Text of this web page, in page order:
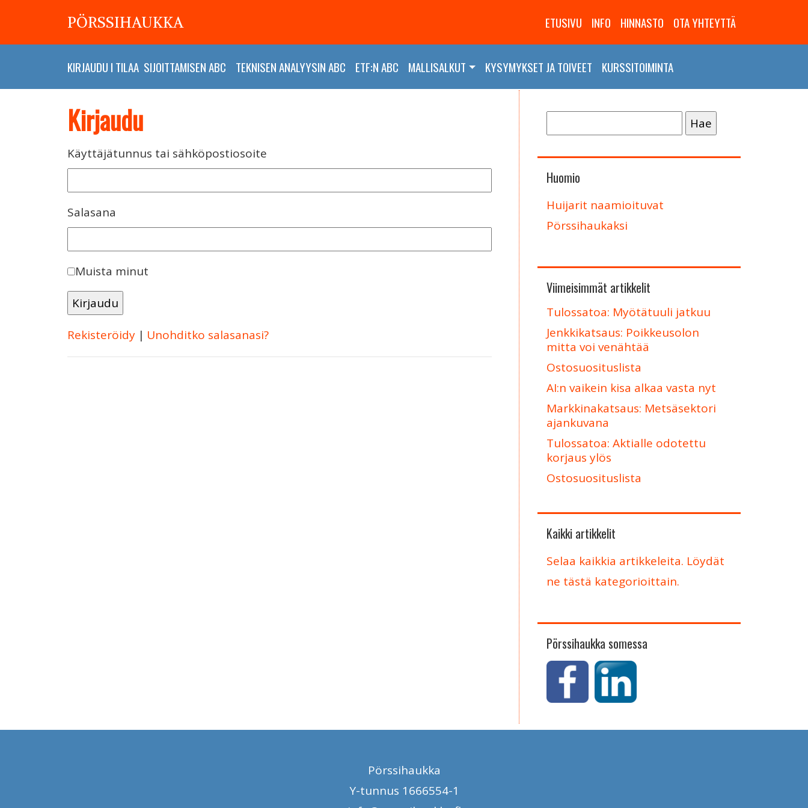
PÖRSSIHAUKKA ETUSIVU INFO HINNASTO OTA YHTEYTTÄ
KIRJAUDU I TILAA SIJOITTAMISEN ABC TEKNISEN ANALYYSIN ABC ETF:N ABC MALLISALKUT KYSYMYKSET JA TOIVEET KURSSITOIMINTA
Kirjaudu
Käyttäjätunnus tai sähköpostiosoite
Salasana
Muista minut
Rekisteröidy | Unohditko salasanasi?
Huomio
Huijarit naamioituvat
Pörssihaukaksi
Viimeisimmät artikkelit
Tulossatoa: Myötätuuli jatkuu
Jenkkikatsaus: Poikkeusolon
mitta voi venähtää
Ostosuosituslista
AI:n vaikein kisa alkaa vasta nyt
Markkinakatsaus: Metsäsektori
ajankuvana
Tulossatoa: Aktialle odotettu
korjaus ylös
Ostosuosituslista
Kaikki artikkelit
Selaa kaikkia artikkeleita. Löydät
ne tästä kategorioittain.
Pörssihaukka somessa
Pörssihaukka
Y-tunnus 1666554-1